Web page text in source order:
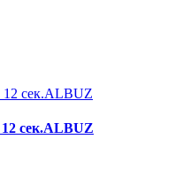
сек.ALBUZ